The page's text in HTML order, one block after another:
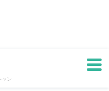
ャン